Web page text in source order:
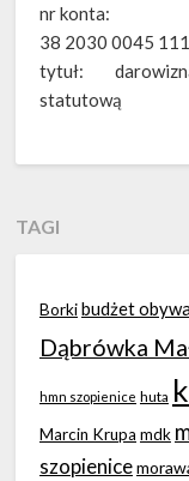
nr konta:
38 2030 0045
tytuł:
statutową
TAGI
Borkibudżet
Dąbrówka
hmn szopienice huta
Marcin Krupa mdk
szopienice